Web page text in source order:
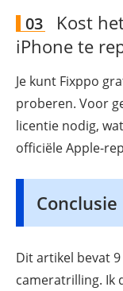
03
Kost
iPhone te
Je kunt Fixppo
proberen. Voor
licentie nodig,
officiële Apple-
Conclusie
Dit artikel bevat
cameratrilling. Ik